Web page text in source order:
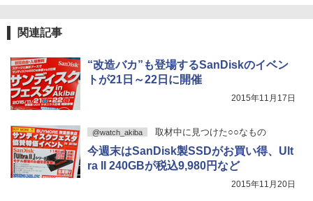
関連記事
“改造バカ”も登場するSanDiskのイベン
トが21日～22日に開催
2015年11月17日
@watch_akiba 取材中に見つけた○○なもの
今週末はSanDisk製SSDがお買い得、Ult
ra II 240GBが税込9,980円など
2015年11月20日